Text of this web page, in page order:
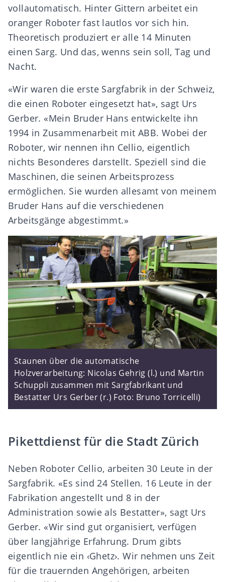
vollautomatisch. Hinter Gittern arbeitet ein
oranger Roboter fast lautlos vor sich hin.
Theoretisch produziert er alle 14 Minuten
einen Sarg. Und das, wenns sein soll, Tag und
Nacht.
«Wir waren die erste Sargfabrik in der Schweiz,
die einen Roboter eingesetzt hat», sagt Urs
Gerber. «Mein Bruder Hans entwickelte ihn
1994 in Zusammenarbeit mit ABB. Wobei der
Roboter, wir nennen ihn Cellio, eigentlich
nichts Besonderes darstellt. Speziell sind die
Maschinen, die seinen Arbeitsprozess
ermöglichen. Sie wurden allesamt von meinem
Bruder Hans auf die verschiedenen
Arbeitsgänge abgestimmt.»
Staunen über die automatische
Holzverarbeitung: Nicolas Gehrig (l.) und Martin
Schuppli zusammen mit Sargfabrikant und
Bestatter Urs Gerber (r.) Foto: Bruno Torricelli)
Pikettdienst für die Stadt Zürich
Neben Roboter Cellio, arbeiten 30 Leute in der
Sargfabrik. «Es sind 24 Stellen. 16 Leute in der
Fabrikation angestellt und 8 in der
Administration sowie als Bestatter», sagt Urs
Gerber. «Wir sind gut organisiert, verfügen
über langjährige Erfahrung. Drum gibts
eigentlich nie ein ‹Ghetz›. Wir nehmen uns Zeit
für die trauernden Angehörigen, arbeiten